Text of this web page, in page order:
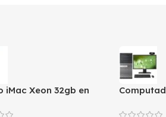
iMac Xeon 32gb en